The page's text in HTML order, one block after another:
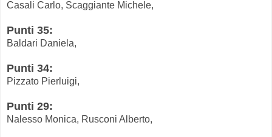
Casali Carlo, Scaggiante Michele,
Punti 35:
Baldari Daniela,
Punti 34:
Pizzato Pierluigi,
Punti 29:
Nalesso Monica, Rusconi Alberto,